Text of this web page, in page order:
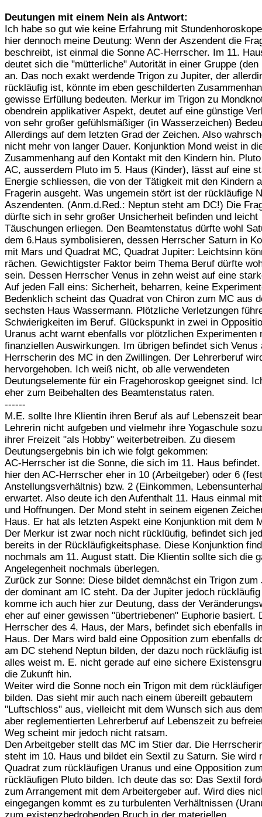
Deutungen mit einem Nein als Antwort:
Ich habe so gut wie keine Erfahrung mit
hier dennoch meine Deutung: Wenn der Aszendent die
beschreibt, ist einmal die Sonne AC-Herrscher. Im 11.
deutet sich die "mütterliche" Autorität in einer Gruppe (den
an. Das noch exakt werdende Trigon zu Jupiter, der
rückläufig ist, könnte im eben geschilderten
gewisse Erfüllung bedeuten. Merkur im Trigon zu
obendrein applikativer Aspekt, deutet auf eine günstige
von sehr großer gefühlsmäßiger (in Wasserzeichen)
Allerdings auf dem letzten Grad der Zeichen. Also
nicht mehr von langer Dauer. Konjunktion Mond weist in
Zusammenhang auf den Kontakt mit den Kindern hin.
AC, ausserdem Pluto im 5. Haus (Kinder), lässt auf eine
Energie schliessen, die von der Tätigkeit mit den Kindern
Fragerin ausgeht. Was ungemein stört ist der rückläufige
Aszendenten. (Anm.d.Red.: Neptun steht am DC!) Die
dürfte sich in sehr großer Unsicherheit befinden und leicht
Täuschungen erliegen. Den Beamtenstatus dürfte wohl
dem 6.Haus symbolisieren, dessen Herrscher Saturn in
mit Mars und Quadrat MC, Quadrat Jupiter: Leichtsinn
rächen. Gewichtigster Faktor beim Thema Beruf dürfte
sein. Dessen Herrscher Venus in zehn weist auf eine
Auf jeden Fall eins: Sicherheit, beharren, keine
Bedenklich scheint das Quadrat von Chiron zum MC aus
sechsten Haus Wassermann. Plötzliche Verletzungen
Schwierigkeiten im Beruf. Glückspunkt in zwei in
Uranus acht warnt ebenfalls vor plötzlichen Experimenten
finanziellen Auswirkungen. Im übrigen befindet sich Venus
Herrscherin des MC in den Zwillingen. Der Lehrerberuf
hervorgehoben. Ich weiß nicht, ob alle verwendeten
Deutungselemente für ein Fragehoroskop geeignet sind.
eher zum Beibehalten des Beamtenstatus raten.
------
M.E. sollte Ihre Klientin ihren Beruf als auf Lebenszeit
Lehrerin nicht aufgeben und vielmehr ihre Yogaschule
ihrer Freizeit "als Hobby" weiterbetreiben. Zu diesem
Deutungsergebnis bin ich wie folgt gekommen:
AC-Herrscher ist die Sonne, die sich im 11. Haus
hier den AC-Herrscher eher in 10 (Arbeitgeber) oder 6
Anstellungsverhältnis) bzw. 2 (Einkommen,
erwartet. Also deute ich den Aufenthalt 11. Haus einmal
und Hoffnungen. Der Mond steht in seinem eigenen
Haus. Er hat als letzten Aspekt eine Konjunktion mit dem
Der Merkur ist zwar noch nicht rücklüufig, befindet sich
bereits in der Rückläufigkeitsphase. Diese Konjunktion
nochmals am 11. August statt. Die Klientin sollte sich die
Angelegenheit nochmals überlegen.
Zurück zur Sonne: Diese bildet demnächst ein Trigon zum
der dominant am IC steht. Da der Jupiter jedoch
komme ich auch hier zur Deutung, dass der
eher auf einer gewissen "übertriebenen" Euphorie basiert.
Herrscher des 4. Haus, der Mars, befindet sich ebenfalls
Haus. Der Mars wird bald eine Opposition zum ebenfalls
am DC stehend Neptun bilden, der dazu noch rückläufig
alles weist m. E. nicht gerade auf eine sichere
die Zukunft hin.
Weiter wird die Sonne noch ein Trigon mit dem
bilden. Das sieht mir auch nach einem übereilt gebautem
"Luftschloss" aus, vielleicht mit dem Wunsch sich aus
aber reglementierten Lehrerberuf auf Lebenszeit zu
Weg scheint mir jedoch nicht ratsam.
Den Arbeitgeber stellt das MC im Stier dar. Die
steht im 10. Haus und bildet ein Sextil zu Saturn. Sie wird
Quadrat zum rückläufigen Uranus und eine Opposition
rückläufigen Pluto bilden. Ich deute das so: Das Sextil
zum Arrangement mit dem Arbeitergeber auf. Wird dies
eingegangen kommt es zu turbulenten Verhältnissen